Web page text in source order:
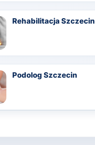
Rehabilitacja Szczecin
Podolog Szczecin